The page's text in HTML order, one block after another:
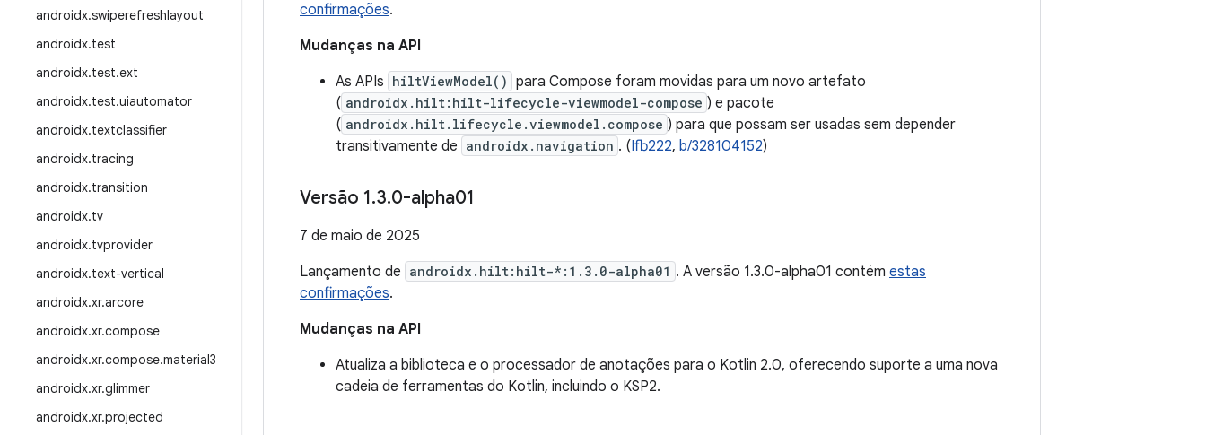
androidx.swiperefreshlayout
androidx.test
androidx.test.ext
androidx.test.uiautomator
androidx.textclassifier
androidx.tracing
androidx.transition
androidx.tv
androidx.tvprovider
androidx.text-vertical
androidx.xr.arcore
androidx.xr.compose
androidx.xr.compose.material3
androidx.xr.glimmer
androidx.xr.projected
confirmações.
Mudanças na API
As APIs hiltViewModel() para Compose foram movidas para um novo artefato
( androidx.hilt:hilt-lifecycle-viewmodel-compose ) e pacote
( androidx.hilt.lifecycle.viewmodel.compose ) para que possam ser usadas sem depender
transitivamente de androidx.navigation . (Ifb222, b/328104152)
Versão 1.3.0-alpha01
7 de maio de 2025
Lançamento de androidx.hilt:hilt-*:1.3.0-alpha01 . A versão 1.3.0-alpha01 contém estas
confirmações.
Mudanças na API
Atualiza a biblioteca e o processador de anotações para o Kotlin 2.0, oferecendo suporte a uma nova
cadeia de ferramentas do Kotlin, incluindo o KSP2.